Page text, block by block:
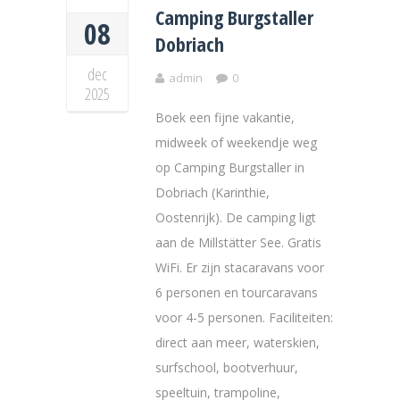
08
dec
2025
Camping Burgstaller
Dobriach
admin 0
Boek een fijne vakantie,
midweek of weekendje weg
op Camping Burgstaller in
Dobriach (Karinthie,
Oostenrijk). De camping ligt
aan de Millstätter See. Gratis
WiFi. Er zijn stacaravans voor
6 personen en tourcaravans
voor 4-5 personen. Faciliteiten:
direct aan meer, waterskien,
surfschool, bootverhuur,
speeltuin, trampoline,